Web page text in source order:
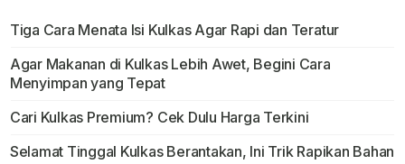
Tiga Cara Menata Isi Kulkas Agar Rapi dan Teratur
Agar Makanan di Kulkas Lebih Awet, Begini Cara
Menyimpan yang Tepat
Cari Kulkas Premium? Cek Dulu Harga Terkini
Selamat Tinggal Kulkas Berantakan, Ini Trik Rapikan Bahan